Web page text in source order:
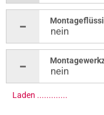
Laden ..............